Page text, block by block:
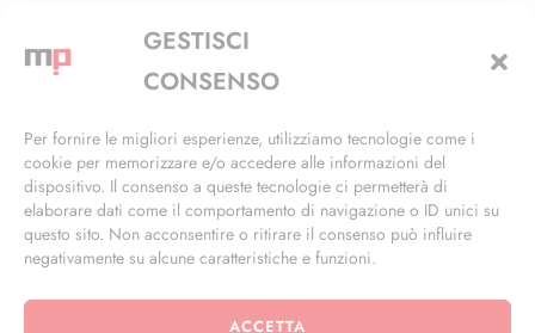
GESTISCI
CONSENSO
Per fornire le migliori esperienze, utilizziamo tecnologie come i
cookie per memorizzare e/o accedere alle informazioni del
dispositivo. Il consenso a queste tecnologie ci permetterà di
elaborare dati come il comportamento di navigazione o ID unici su
questo sito. Non acconsentire o ritirare il consenso può influire
negativamente su alcune caratteristiche e funzioni.
ACCETTA
Via Alfieri, 27 - Trezzano Sul Naviglio (MI)
+39 02 4846 3155
info@masterphil.it